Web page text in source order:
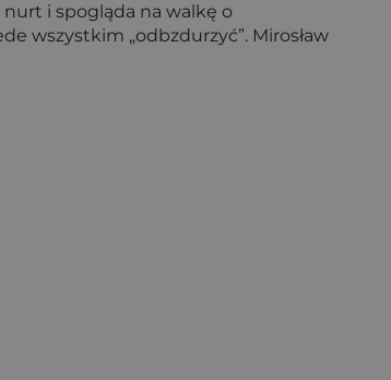
i spogląda na walkę o
wszystkim „odbzdurzyć”. Mirosław